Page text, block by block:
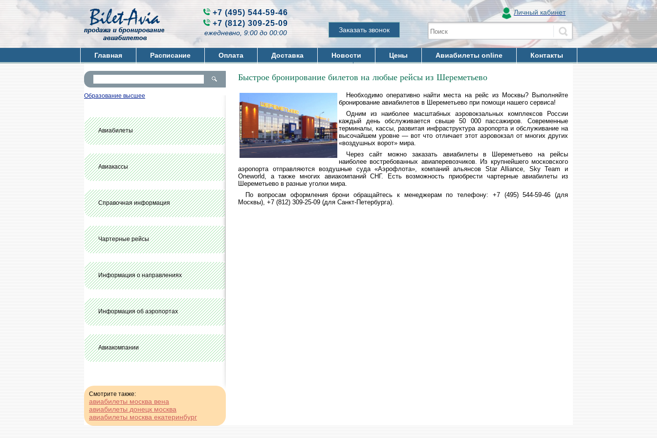
Личный кабинет
+7 (495) 544-59-46
+7 (812) 309-25-09
ежедневно, 9:00 до 00:00 Заказать звонок
Главная Расписание Оплата Доставка Новости Цены Авиабилеты online Контакты
Быстрое бронирование билетов на любые рейсы из Шереметьево
Необходимо оперативно найти места на рейс из Москвы? Выполняйте
бронирование авиабилетов в Шереметьево при помощи нашего сервиса!
Одним из наиболее масштабных аэровокзальных комплексов России
каждый день обслуживается свыше 50 000 пассажиров. Современные
терминалы, кассы, развитая инфраструктура аэропорта и обслуживание на
высочайшем уровне — вот что отличает этот аэровокзал от многих других
«воздушных ворот» мира.
Через сайт можно заказать авиабилеты в Шереметьево на рейсы
наиболее востребованных авиаперевозчиков. Из крупнейшего московского
аэропорта отправляются воздушные суда «Аэрофлота», компаний альянсов Star Alliance, Sky Team и
Oneworld, а также многих авиакомпаний СНГ. Есть возможность приобрести чартерные авиабилеты из
Шереметьево в разные уголки мира.
По вопросам оформления брони обращайтесь к менеджерам по телефону: +7 (495) 544-59-46 (для
Москвы), +7 (812) 309-25-09 (для Санкт-Петербурга).
Образование высшее
Авиабилеты
Авиакассы
Справочная информация
Чартерные рейсы
Информация о направлениях
Информация об аэропортах
Авиакомпании
Смотрите также:
авиабилеты москва вена
авиабилеты донецк москва
авиабилеты москва екатеринбург